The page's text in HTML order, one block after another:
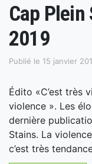
Cap Plein
2019
Publié le 15 janvier
Édito «C’est très
violence ». Les
dernière
Stains. La
c’est très